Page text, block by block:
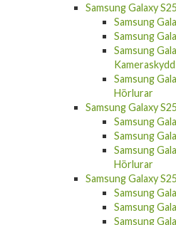
Samsung Galaxy
Samsung
Samsung
Samsung
Kameraskydd
Samsung
Hörlurar
Samsung Galaxy
Samsung
Samsung
Samsung
Hörlurar
Samsung Galaxy
Samsung
Samsung
Samsung